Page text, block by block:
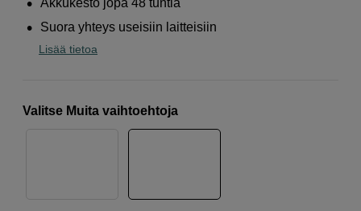
Suora yhteys useisiin laitteisiin
Lisää tietoa
Valitse Muita vaihtoehtoja